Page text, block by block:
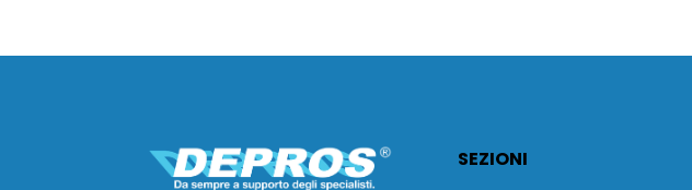
SEZIONI